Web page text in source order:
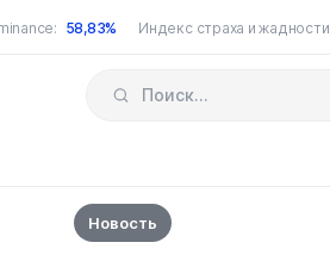
58,83% Индекс страха и жадности
Новость